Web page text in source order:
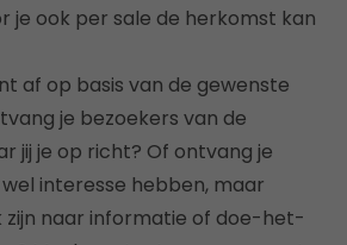
je ook per sale de herkomst kan
af op basis van de gewenste
je bezoekers van de
jij je op richt? Of ontvang je
interesse hebben, maar
zijn naar informatie of doe-het-